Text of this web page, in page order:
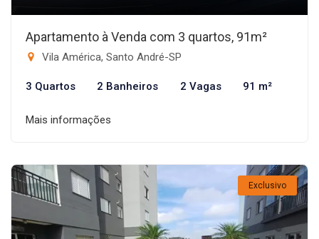
Apartamento à Venda com 3 quartos, 91m²
Vila América, Santo André-SP
3 Quartos 2 Banheiros 2 Vagas 91 m²
Mais informações
Exclusivo